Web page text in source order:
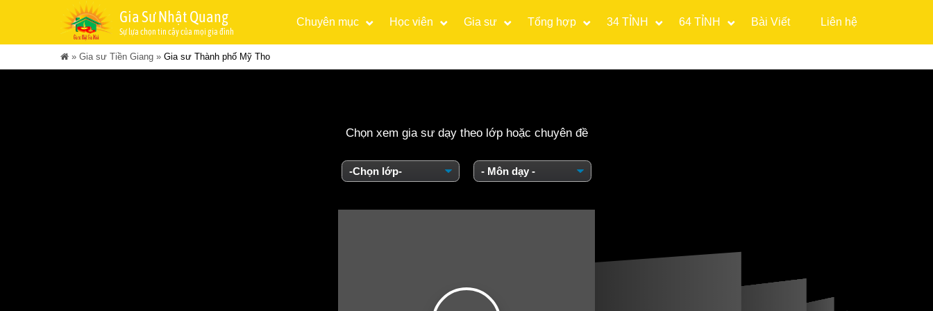
Gia Sư Nhật Quang
Sự lựa chọn tin cậy của mọi gia đình
Chuyên mục Học viên Gia sư Tổng hợp 34 TỈNH 64 TỈNH Bài Viết Liên hệ
» Gia sư Tiền Giang » Gia sư Thành phố Mỹ Tho
Chọn xem gia sư dạy theo lớp hoặc chuyên đề